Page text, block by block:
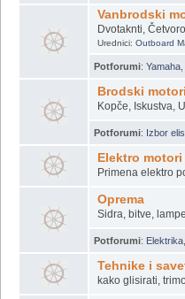
Vanbrodski
Dvotaknti,
Urednici: Outboard
Potforumi: Yamaha
Brodski motori
Kopče, Iskustva,
Potforumi: Izbor
Elektro
Primena elektro
Oprema
Sidra, bitve,
Potforumi: Elektrika
Tehnike i
kako glisirati,